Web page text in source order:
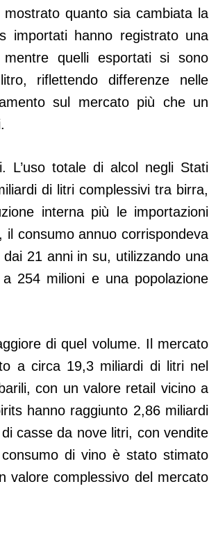
quanto sia cambiata la
importati hanno registrato una
quelli esportati si sono
riflettendo differenze nelle
sul mercato più che un
L’uso totale di alcol negli Stati
di litri complessivi tra birra,
interna più le importazioni
consumo annuo corrispondeva
21 anni in su, utilizzando una
254 milioni e una popolazione
di quel volume. Il mercato
a circa 19,3 miliardi di litri nel
con un valore retail vicino a
hanno raggiunto 2,86 miliardi
casse da nove litri, con vendite
di vino è stato stimato
valore complessivo del mercato